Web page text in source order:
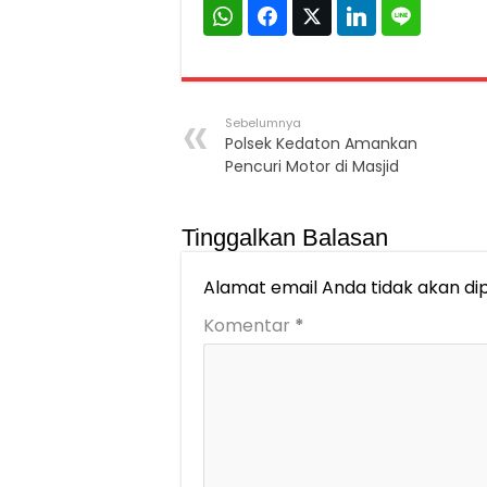
Sebelumnya
Polsek Kedaton Amankan
Pencuri Motor di Masjid
Tinggalkan Balasan
Alamat email Anda tidak akan
Komentar *